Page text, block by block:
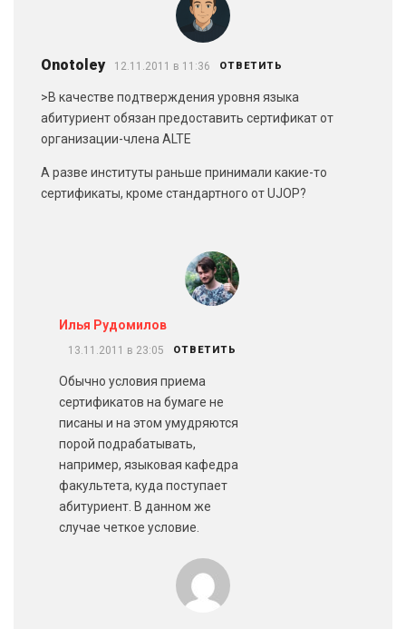
Onotoley 12.11.2011 в 11:36 ОТВЕТИТЬ
>В качестве подтверждения уровня языка
абитуриент обязан предоставить сертификат от
организации-члена ALTE
А разве институты раньше принимали какие-то
сертификаты, кроме стандартного от UJOP?
Илья Рудомилов
13.11.2011 в 23:05 ОТВЕТИТЬ
Обычно условия приема
сертификатов на бумаге не
писаны и на этом умудряются
порой подрабатывать,
например, языковая кафедра
факультета, куда поступает
абитуриент. В данном же
случае четкое условие.